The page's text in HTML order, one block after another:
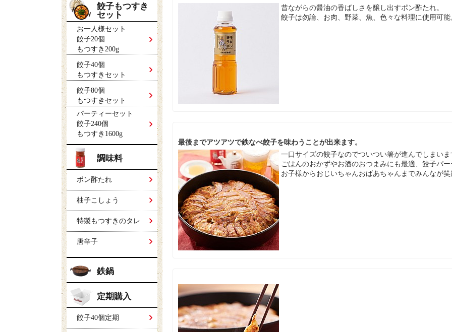
餃子もつすき
セット
お一人様セット
餃子20個
もつすき200g
餃子40個
もつすきセット
餃子80個
もつすきセット
パーティーセット
餃子240個
もつすき1600g
調味料
ポン酢たれ
柚子こしょう
特製もつすきのタレ
唐辛子
鉄鍋
定期購入
餃子40個定期
昔ながらの醤油の香ばしさを醸し出すポン酢たれ。
餃子は勿論、お肉、野菜、魚、色々な料理に使用可能
最後までアツアツで鉄なべ餃子を味わうことが出来ます。
一口サイズの餃子なのでついつい箸が進んでしまいま
ごはんのおかずやお酒のおつまみにも最適、餃子パ
お子様からおじいちゃんおばあちゃんまでみんなが